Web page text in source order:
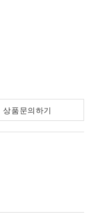
상품문의하기